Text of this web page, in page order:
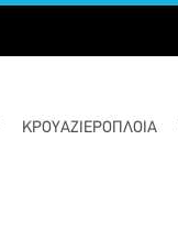
ΚΡΟΥΑΖΙΕΡΌΠΛΟΙΑ